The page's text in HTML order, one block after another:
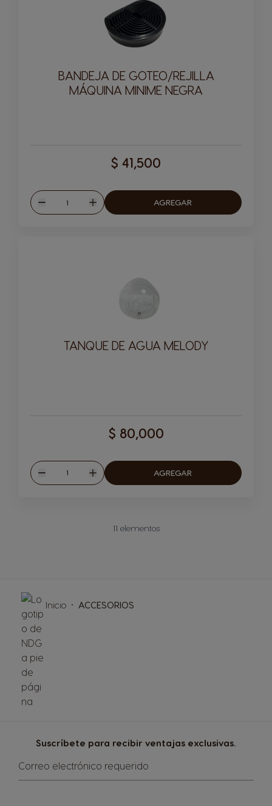
BANDEJA DE GOTEO/REJILLA
MÁQUINA MINIME NEGRA
$ 41,500
Disminuir
Cantitad
Aumentar
AGREGAR
TANQUE DE AGUA MELODY
$ 80,000
Disminuir
Cantitad
Aumentar
AGREGAR
11 elementos
Suscríbete para recibir ventajas exclusivas.
Correo electrónico requerido
Inicio ACCESORIOS